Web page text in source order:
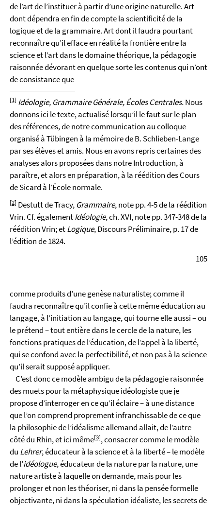
de l’art de l’instituer à partir d’une origine naturelle. Art
dont dépendra en fin de compte la scientificité de la
logique et de la grammaire. Art dont il faudra pourtant
reconnaître qu’il efface en réalité la frontière entre la
science et l’art dans le domaine théorique, la pédagogie
raisonnée dévorant en quelque sorte les contenus qui n’ont
de consistance que
[1] Idéologie, Grammaire Générale, Écoles Centrales.Nous
donnons ici le texte, actualisé lorsqu’il le faut sur le plan
des références, de notre communication au colloque
organisé à Tübingen à la mémoire de B. Schlieben-Lange
par ses élèves et amis. Nous en avons repris certaines des
analyses alors proposées dans notre Introduction, à
paraître, et alors en préparation, à la réédition des Cours
de Sicard à l’École normale.
[2] Destutt de Tracy, Grammaire, note pp. 4-5 de la réédition
Vrin. Cf. égalementIdéologie, ch. XVI, note pp. 347-348 de la
réédition Vrin; etLogique, Discours Préliminaire, p. 17 de
l’édition de 1824.
105
comme produits d’une genèse naturaliste; comme il
faudra reconnaître qu’il confie à cette même éducation au
langage, à l’initiation au langage, qui tourne elle aussi – ou
le prétend – tout entière dans le cercle de la nature, les
fonctions pratiques de l’éducation, de l’appel à la liberté,
qui se confond avec la perfectibilité, et non pas à la science
qu’il serait supposé appliquer.
C’est donc ce modèle ambigu de la pédagogie raisonnée
des muets pour la métaphysique idéologiste que je
propose d’interroger en ce qu’il éclaire – à une distance
que l’on comprend proprement infranchissable de ce que
la philosophie de l’idéalisme allemand allait, de l’autre
côté du Rhin, et ici même[3], consacrer comme le modèle
du Lehrer, éducateur à la science et à la liberté – le modèle
de l’idéologue, éducateur de la nature par la nature, une
nature artiste à laquelle on demande, mais pour les
prolonger et non les théoriser, ni dans la pensée formelle
objectivante, ni dans la spéculation idéaliste, les secrets de